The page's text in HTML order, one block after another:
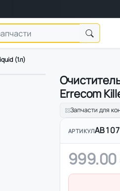
(1л)
Errecom
Запчасти для
АРТИКУЛ
999.00